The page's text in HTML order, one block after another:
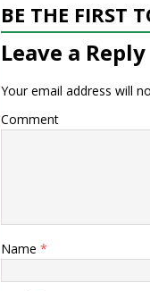
BE THE FIRST
Leave a Reply
Your email address will
Comment
Name *